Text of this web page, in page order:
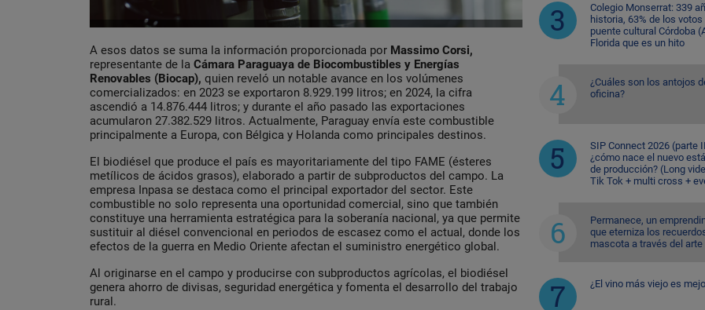
A esos datos se suma la información proporcionada por Massimo Corsi,
representante de la Cámara Paraguaya de Biocombustibles y Energías
Renovables (Biocap), quien reveló un notable avance en los volúmenes
comercializados: en 2023 se exportaron 8.929.199 litros; en 2024, la cifra
ascendió a 14.876.444 litros; y durante el año pasado las exportaciones
acumularon 27.382.529 litros. Actualmente, Paraguay envía este combustible
principalmente a Europa, con Bélgica y Holanda como principales destinos.
El biodiésel que produce el país es mayoritariamente del tipo FAME (ésteres
metílicos de ácidos grasos), elaborado a partir de subproductos del campo. La
empresa Inpasa se destaca como el principal exportador del sector. Este
combustible no solo representa una oportunidad comercial, sino que también
constituye una herramienta estratégica para la soberanía nacional, ya que permite
sustituir al diésel convencional en periodos de escasez como el actual, donde los
efectos de la guerra en Medio Oriente afectan el suministro energético global.
Al originarse en el campo y producirse con subproductos agrícolas, el biodiésel
genera ahorro de divisas, seguridad energética y fomenta el desarrollo del trabajo
rural.
Colegio Monserrat: 339
historia, 63% de los votos
puente cultural Córdoba
Florida que es un hito
¿Cuáles son los antojos
oficina?
SIP Connect 2026 (parte
¿cómo nace el nuevo
de producción? (Long
Tik Tok + multi cross +
Permanece, un
que eterniza los
mascota a través del arte
¿El vino más viejo es